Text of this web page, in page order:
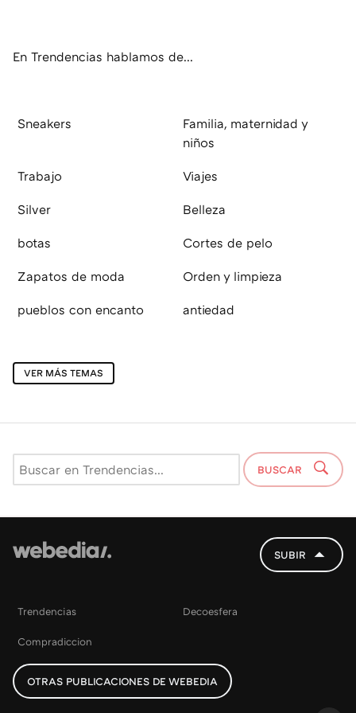
En Trendencias hablamos de...
Sneakers
Familia, maternidad y
niños
Trabajo Viajes
Silver Belleza
botas Cortes de pelo
Zapatos de moda Orden y limpieza
pueblos con encanto antiedad
VER MÁS TEMAS
BUSCAR
SUBIR
Trendencias Decoesfera
Compradiccion
OTRAS PUBLICACIONES DE WEBEDIA